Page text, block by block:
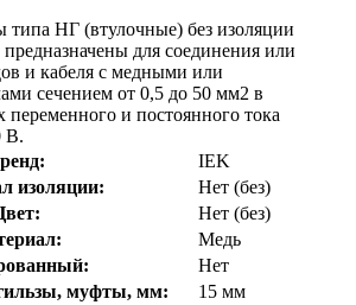
типа НГ (втулочные) без изоляции
для соединения или
и кабеля с медными или
сечением от 0,5 до 50 мм2 в
переменного и постоянного тока
В.
IEK
изоляции:
Нет (без)
Нет (без)
Медь
Нет
муфты, мм:
15 мм